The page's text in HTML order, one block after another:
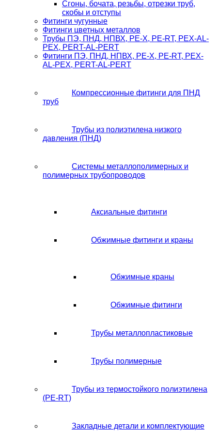
Сгоны, бочата, резьбы, отрезки труб,
скобы и отступы
Фитинги чугунные
Фитинги цветных металлов
Трубы ПЭ, ПНД, НПВХ, PE-X, PE-RT, PEX-AL-
PEX, PERT-AL-PERT
Фитинги ПЭ, ПНД, НПВХ, PE-X, PE-RT, PEX-
AL-PEX, PERT-AL-PERT
Компрессионные фитинги для ПНД
труб
Трубы из полиэтилена низкого
давления (ПНД)
Системы металлополимерных и
полимерных трубопроводов
Аксиальные фитинги
Обжимные фитинги и краны
Обжимные краны
Обжимные фитинги
Трубы металлопластиковые
Трубы полимерные
Трубы из термостойкого полиэтилена
(PE-RT)
Закладные детали и комплектующие